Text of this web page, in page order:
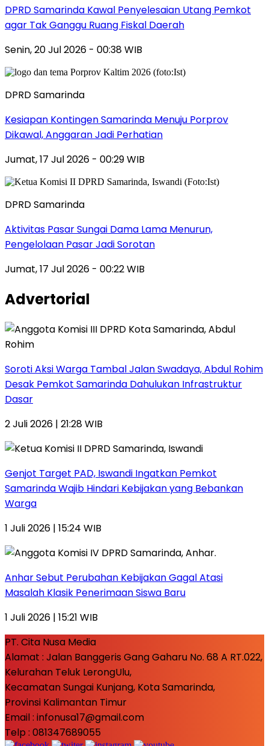
DPRD Samarinda Kawal Penyelesaian Utang Pemkot
agar Tak Ganggu Ruang Fiskal Daerah
Senin, 20 Jul 2026 - 00:38 WIB
DPRD Samarinda
Kesiapan Kontingen Samarinda Menuju Porprov
Dikawal, Anggaran Jadi Perhatian
Jumat, 17 Jul 2026 - 00:29 WIB
DPRD Samarinda
Aktivitas Pasar Sungai Dama Lama Menurun,
Pengelolaan Pasar Jadi Sorotan
Jumat, 17 Jul 2026 - 00:22 WIB
Advertorial
Soroti Aksi Warga Tambal Jalan Swadaya, Abdul Rohim
Desak Pemkot Samarinda Dahulukan Infrastruktur
Dasar
2 Juli 2026 | 21:28 WIB
Genjot Target PAD, Iswandi Ingatkan Pemkot
Samarinda Wajib Hindari Kebijakan yang Bebankan
Warga
1 Juli 2026 | 15:24 WIB
Anhar Sebut Perubahan Kebijakan Gagal Atasi
Masalah Klasik Penerimaan Siswa Baru
1 Juli 2026 | 15:21 WIB
PT. Cita Nusa Media
Alamat : Jalan Banggeris Gang Gaharu No. 68 A RT.022,
Kelurahan Teluk LerongUlu,
Kecamatan Sungai Kunjang, Kota Samarinda,
Provinsi Kalimantan Timur
Email : infonusa17@gmail.com
Telp : 081347689055